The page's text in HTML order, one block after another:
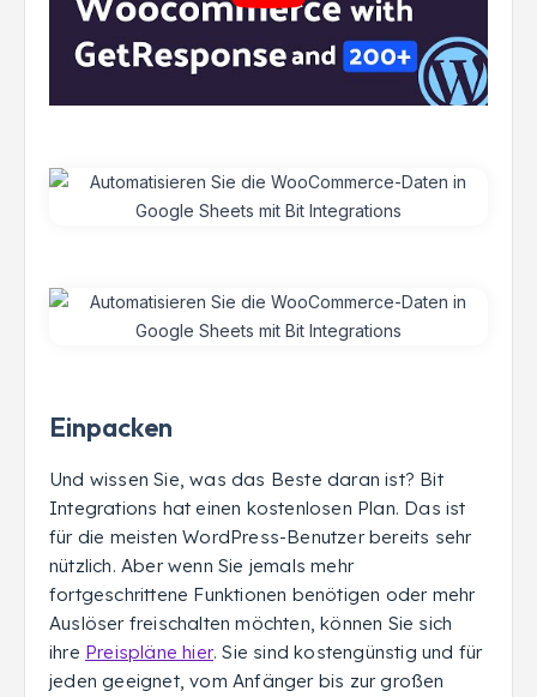
Einpacken
Und wissen Sie, was das Beste daran ist? Bit
Integrations hat einen kostenlosen Plan. Das ist
für die meisten WordPress-Benutzer bereits sehr
nützlich. Aber wenn Sie jemals mehr
fortgeschrittene Funktionen benötigen oder mehr
Auslöser freischalten möchten, können Sie sich
ihre Preispläne hier. Sie sind kostengünstig und für
jeden geeignet, vom Anfänger bis zur großen